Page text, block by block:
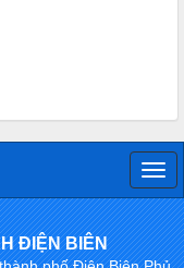
ĐIỆN BIÊN